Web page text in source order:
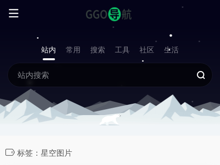
站内 常用 搜索 工具 社区 生活
标签：星空图片